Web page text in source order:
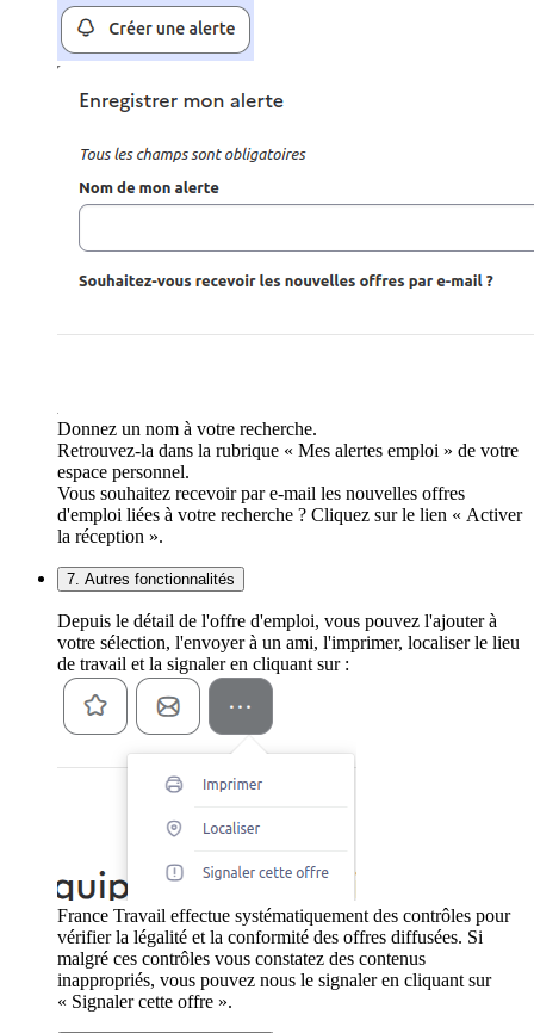
Donnez un nom à votre recherche.
Retrouvez-la dans la rubrique « Mes alertes emploi » de votre
espace personnel.
Vous souhaitez recevoir par e-mail les nouvelles offres
d'emploi liées à votre recherche ? Cliquez sur le lien « Activer
la réception ».
7. Autres fonctionnalités
Depuis le détail de l'offre d'emploi, vous pouvez l'ajouter à
votre sélection, l'envoyer à un ami, l'imprimer, localiser le lieu
de travail et la signaler en cliquant sur :
France Travail effectue systématiquement des contrôles pour
vérifier la légalité et la conformité des offres diffusées. Si
malgré ces contrôles vous constatez des contenus
inappropriés, vous pouvez nous le signaler en cliquant sur
« Signaler cette offre ».